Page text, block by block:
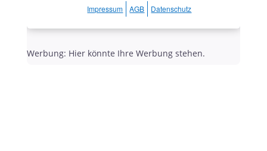
Impressum
AGB Datenschutz
Werbung: Hier könnte Ihre Werbung stehen.